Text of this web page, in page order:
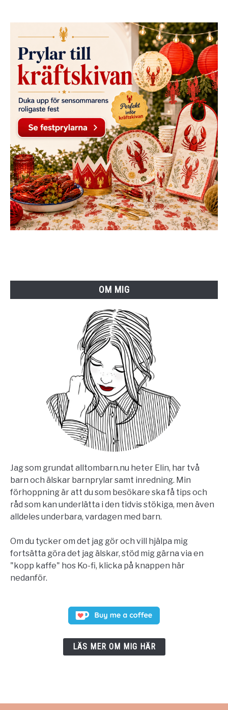
OM MIG
Jag som grundat alltombarn.nu heter Elin, har två
barn och älskar barnprylar samt inredning. Min
förhoppning är att du som besökare ska få tips och
råd som kan underlätta i den tidvis stökiga, men även
alldeles underbara, vardagen med barn.
Om du tycker om det jag gör och vill hjälpa mig
fortsätta göra det jag älskar, stöd mig gärna via en
"kopp kaffe" hos Ko-fi, klicka på knappen här
nedanför.
LÄS MER OM MIG HÄR